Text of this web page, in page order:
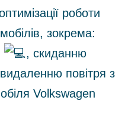
роботи
зокрема:
, скиданню
видаленню повітря з
Volkswagen